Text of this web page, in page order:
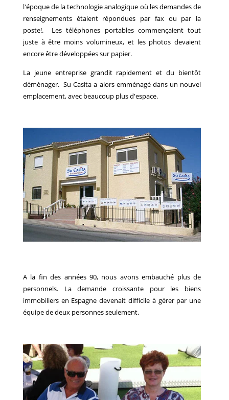
l'époque de la technologie analogique où les demandes de
renseignements étaient répondues par fax ou par la
poste!. Les téléphones portables commençaient tout
juste à être moins volumineux, et les photos devaient
encore être développées sur papier.
La jeune entreprise grandit rapidement et du bientôt
déménager. Su Casita a alors emménagé dans un nouvel
emplacement, avec beaucoup plus d'espace.
A la fin des années 90, nous avons embauché plus de
personnels. La demande croissante pour les biens
immobiliers en Espagne devenait difficile à gérer par une
équipe de deux personnes seulement.